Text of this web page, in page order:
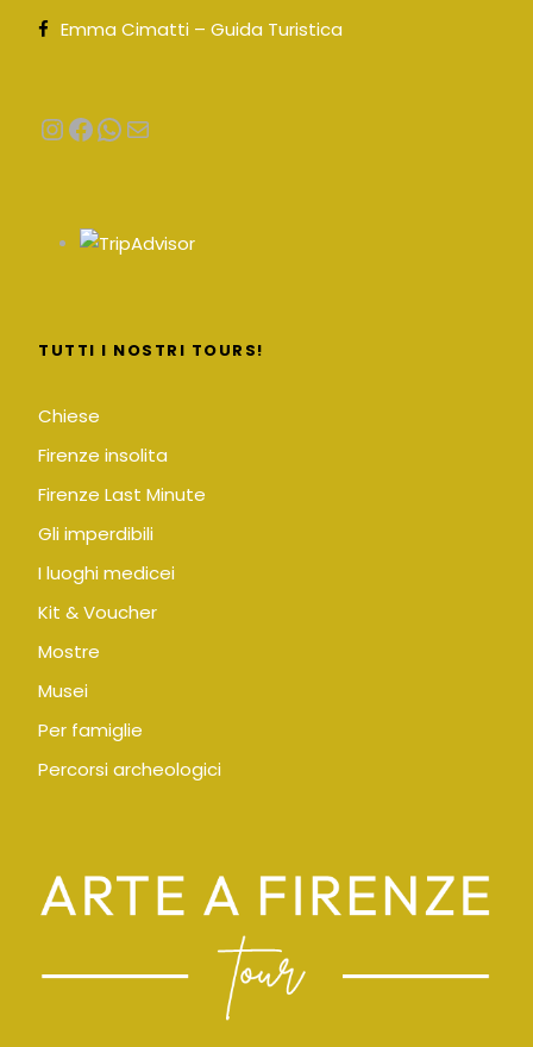
Emma Cimatti – Guida Turistica
InstagramFacebook WhatsApp Email
TUTTI I NOSTRI TOURS!
Chiese
Firenze insolita
Firenze Last Minute
Gli imperdibili
I luoghi medicei
Kit & Voucher
Mostre
Musei
Per famiglie
Percorsi archeologici